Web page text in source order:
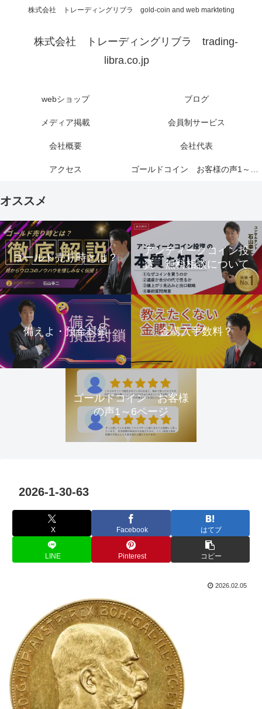
株式会社 トレーディングリブラ gold-coin and web markteting
株式会社 トレーディングリブラ trading-
libra.co.jp
webショップ ブログ
メディア掲載 会員制サービス
会社概要 会社代表
アクセス ゴールドコイン お客様の声1～6ページ
オススメ
ゴールド売り時とは？
アンティークコイン投
資 無料相談について
備えよ・預金封鎖 金購入手数料？
ゴールドコイン お客様
の声1～6ページ
2026-1-30-63
X Facebook はてブ
LINE Pinterest コピー
2026.02.05